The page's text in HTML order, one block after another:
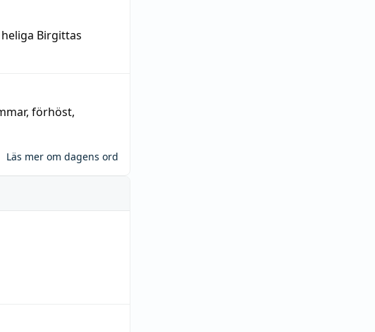
Birgittas
, förhöst,
Läs mer om dagens ord